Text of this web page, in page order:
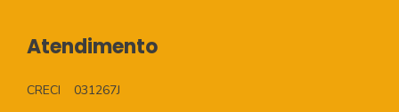
Atendimento
CRECI
031267J